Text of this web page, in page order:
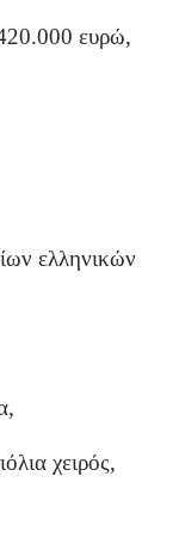
420.000 ευρώ,
ελληνικών
χειρός,